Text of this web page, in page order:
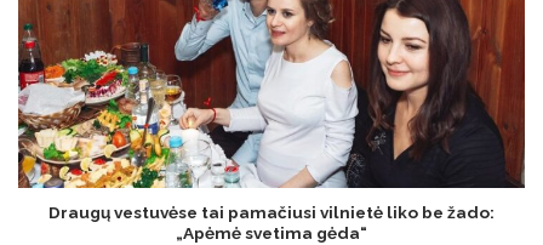
Draugų vestuvėse tai pamačiusi vilnietė liko be žado:
„Apėmė svetima gėda“